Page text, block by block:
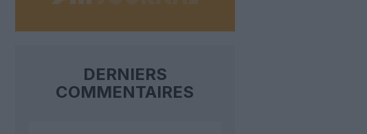
DERNIERS
COMMENTAIRES